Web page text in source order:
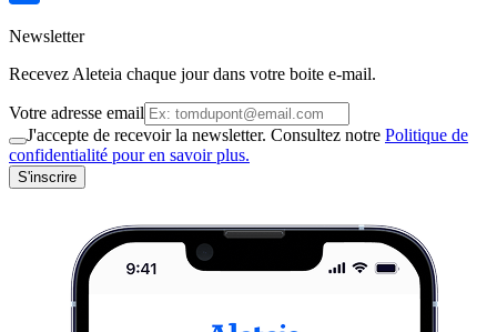
Newsletter
Recevez Aleteia chaque jour dans votre boite e-mail.
Votre adresse email
J'accepte de recevoir la newsletter. Consultez notre Politique de
confidentialité pour en savoir plus.
S'inscrire